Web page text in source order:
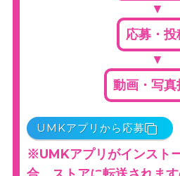
▼
応募・投
▼
動画・写真
UMKアプリから応募
※UMKアプリがインスト